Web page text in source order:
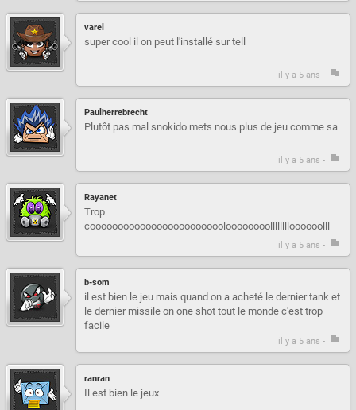
varel
super cool il on peut l'installé sur tell
il y a 5 ans -
Paulherrebrecht
Plutôt pas mal snokido mets nous plus de jeu comme sa
il y a 5 ans -
Rayanet
Trop
cooooooooooooooooooooooooloooooooolllllllloooooolll
il y a 5 ans -
b-som
il est bien le jeu mais quand on a acheté le dernier tank et
le dernier missile on one shot tout le monde c'est trop
facile
il y a 5 ans -
ranran
Il est bien le jeux